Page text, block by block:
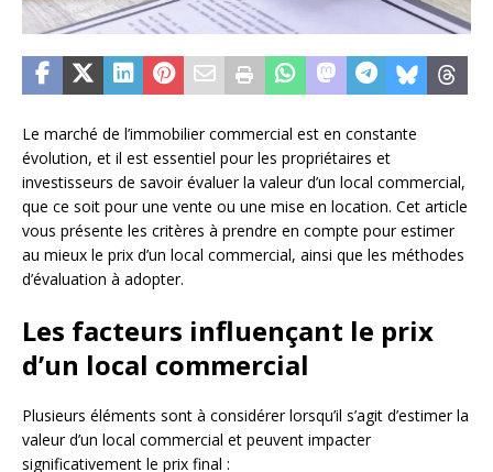
Le marché de l’immobilier commercial est en constante
évolution, et il est essentiel pour les propriétaires et
investisseurs de savoir évaluer la valeur d’un local commercial,
que ce soit pour une vente ou une mise en location. Cet article
vous présente les critères à prendre en compte pour estimer
au mieux le prix d’un local commercial, ainsi que les méthodes
d’évaluation à adopter.
Les facteurs influençant le prix
d’un local commercial
Plusieurs éléments sont à considérer lorsqu’il s’agit d’estimer la
valeur d’un local commercial et peuvent impacter
significativement le prix final :